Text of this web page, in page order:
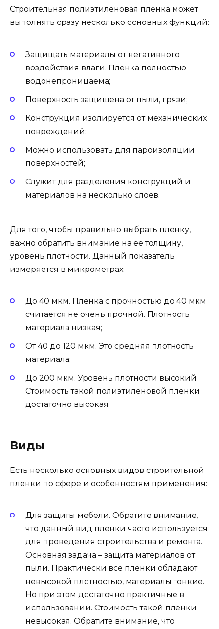
Строительная полиэтиленовая пленка может
выполнять сразу несколько основных функций:
Защищать материалы от негативного
воздействия влаги. Пленка полностью
водонепроницаема;
Поверхность защищена от пыли, грязи;
Конструкция изолируется от механических
повреждений;
Можно использовать для пароизоляции
поверхностей;
Служит для разделения конструкций и
материалов на несколько слоев.
Для того, чтобы правильно выбрать пленку,
важно обратить внимание на ее толщину,
уровень плотности. Данный показатель
измеряется в микрометрах:
До 40 мкм. Пленка с прочностью до 40 мкм
считается не очень прочной. Плотность
материала низкая;
От 40 до 120 мкм. Это средняя плотность
материала;
До 200 мкм. Уровень плотности высокий.
Стоимость такой полиэтиленовой пленки
достаточно высокая.
Виды
Есть несколько основных видов строительной
пленки по сфере и особенностям применения:
Для защиты мебели. Обратите внимание,
что данный вид пленки часто используется
для проведения строительства и ремонта.
Основная задача – защита материалов от
пыли. Практически все пленки обладают
невысокой плотностью, материалы тонкие.
Но при этом достаточно практичные в
использовании. Стоимость такой пленки
невысокая. Обратите внимание, что